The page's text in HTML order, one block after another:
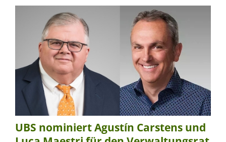
UBS nominiert Agustín Carstens und